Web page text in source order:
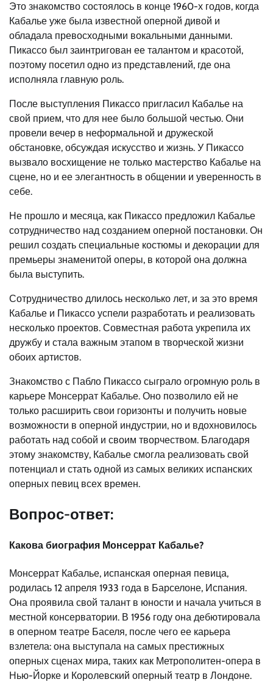
Это знакомство состоялось в конце 1960-х годов, когда
Кабалье уже была известной оперной дивой и
обладала превосходными вокальными данными.
Пикассо был заинтригован ее талантом и красотой,
поэтому посетил одно из представлений, где она
исполняла главную роль.
После выступления Пикассо пригласил Кабалье на
свой прием, что для нее было большой честью. Они
провели вечер в неформальной и дружеской
обстановке, обсуждая искусство и жизнь. У Пикассо
вызвало восхищение не только мастерство Кабалье на
сцене, но и ее элегантность в общении и уверенность в
себе.
Не прошло и месяца, как Пикассо предложил Кабалье
сотрудничество над созданием оперной постановки. Он
решил создать специальные костюмы и декорации для
премьеры знаменитой оперы, в которой она должна
была выступить.
Сотрудничество длилось несколько лет, и за это время
Кабалье и Пикассо успели разработать и реализовать
несколько проектов. Совместная работа укрепила их
дружбу и стала важным этапом в творческой жизни
обоих артистов.
Знакомство с Пабло Пикассо сыграло огромную роль в
карьере Монсеррат Кабалье. Оно позволило ей не
только расширить свои горизонты и получить новые
возможности в оперной индустрии, но и вдохновилось
работать над собой и своим творчеством. Благодаря
этому знакомству, Кабалье смогла реализовать свой
потенциал и стать одной из самых великих испанских
оперных певиц всех времен.
Вопрос-ответ:
Какова биография Монсеррат Кабалье?
Монсеррат Кабалье, испанская оперная певица,
родилась 12 апреля 1933 года в Барселоне, Испания.
Она проявила свой талант в юности и начала учиться в
местной консерватории. В 1956 году она дебютировала
в оперном театре Баселя, после чего ее карьера
взлетела: она выступала на самых престижных
оперных сценах мира, таких как Метрополитен-опера в
Нью-Йорке и Королевский оперный театр в Лондоне.